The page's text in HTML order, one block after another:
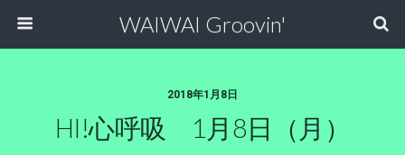
WAIWAI Groovin'
2018年1月8日
HI!心呼吸 1月8日（月）